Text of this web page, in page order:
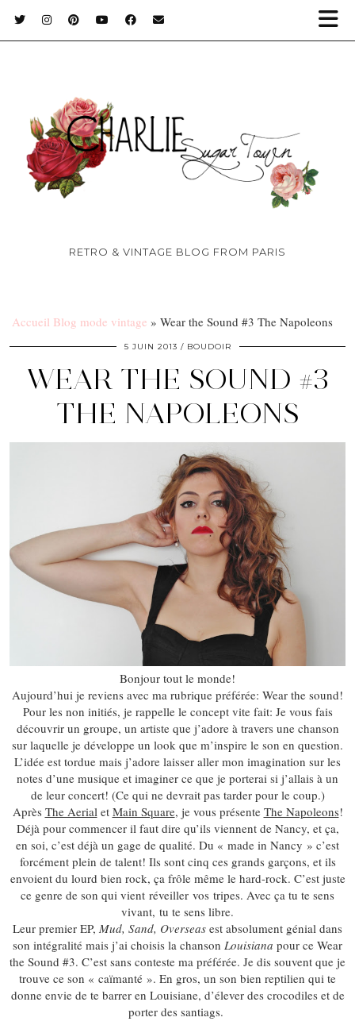
RETRO & VINTAGE BLOG FROM PARIS
Accueil Blog mode vintage » Wear the Sound #3 The Napoleons
5 JUIN 2013 BOUDOIR
WEAR THE SOUND #3
THE NAPOLEONS
Bonjour tout le monde!
Aujourd’hui je reviens avec ma rubrique préférée: Wear the sound!
Pour les non initiés, je rappelle le concept vite fait: Je vous fais
découvrir un groupe, un artiste que j’adore à travers une chanson
sur laquelle je développe un look que m’inspire le son en question.
L’idée est tordue mais j’adore laisser aller mon imagination sur les
notes d’une musique et imaginer ce que je porterai si j’allais à un
de leur concert! (Ce qui ne devrait pas tarder pour le coup.)
Après The Aerialet Main Square, je vous présente The Napoleons!
Déjà pour commencer il faut dire qu’ils viennent de Nancy, et ça,
en soi, c’est déjà un gage de qualité. Du « made in Nancy » c’est
forcément plein de talent! Ils sont cinq ces grands garçons, et ils
envoient du lourd bien rock, ça frôle même le hard-rock. C’est juste
ce genre de son qui vient réveiller vos tripes. Avec ça tu te sens
vivant, tu te sens libre.
Leur premier EP, Mud, Sand, Overseas est absolument génial dans
son intégralité mais j’ai choisis la chanson Louisiana pour ce Wear
the Sound #3. C’est sans conteste ma préférée. Je dis souvent que je
trouve ce son « caïmanté ». En gros, un son bien reptilien qui te
donne envie de te barrer en Louisiane, d’élever des crocodiles et de
porter des santiags.